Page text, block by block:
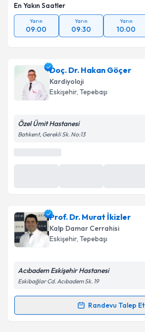
En Yakın Saatler
Yarın
09:00
Yarın
09:30
Yarın
10:00
Doç. Dr. Hakan Göçer
Kardiyoloji
Eskişehir, Tepebaşı
Özel Ümit Hastanesi
Batıkent, Gerekli Sk. No:13
Prof. Dr. Murat İkizler
Kalp Damar Cerrahisi
Eskişehir, Tepebaşı
Acıbadem Eskişehir Hastanesi
Eskibağlar Cd. Acıbadem Sk. 19
Randevu Talep Et
Randevu Takvimi Talebi